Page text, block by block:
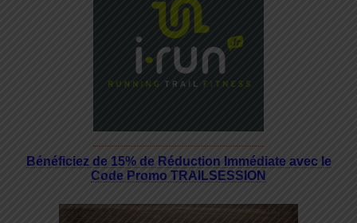
Bénéficiez de 15% de Réduction Immédiate avec le
Code Promo TRAILSESSION